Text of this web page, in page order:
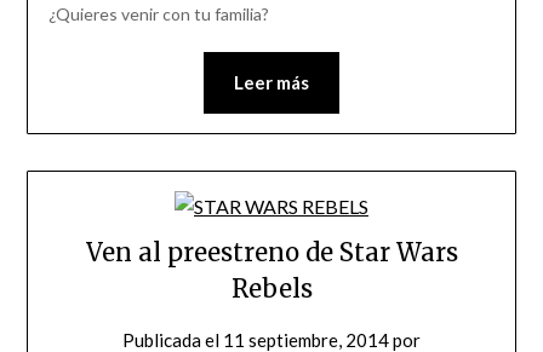
¿Quieres venir con tu familia?
Leer más
Ven al preestreno de Star Wars
Rebels
Publicada el 11 septiembre, 2014por